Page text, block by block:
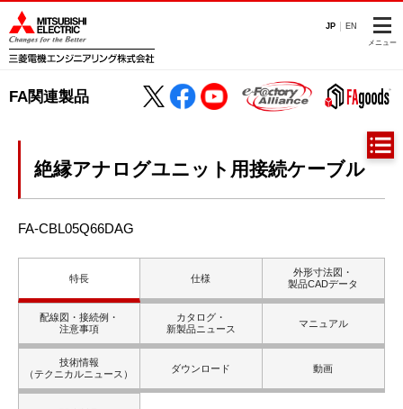
JP EN
メニュー
FA関連製品
絶縁アナログユニット用接続ケーブル
FA-CBL05Q66DAG
特長 仕様
外形寸法図・
製品CADデータ
配線図・接続例・
注意事項
カタログ・
新製品ニュース
マニュアル
技術情報
（テクニカルニュース）
ダウンロード 動画